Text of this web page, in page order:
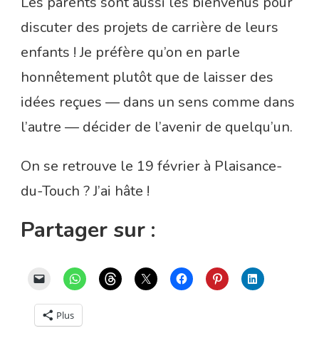
discuter des projets de carrière de leurs
enfants ! Je préfère qu’on en parle
honnêtement plutôt que de laisser des
idées reçues — dans un sens comme dans
l’autre — décider de l’avenir de quelqu’un.
On se retrouve le 19 février à Plaisance-
du-Touch ? J’ai hâte !
Partager sur :
Plus